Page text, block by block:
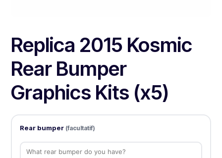
Replica 2015 Kosmic
Rear Bumper
Graphics Kits (x5)
Rear bumper (facultatif)